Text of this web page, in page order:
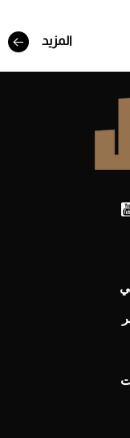
جريئة وعصرية
المزيد